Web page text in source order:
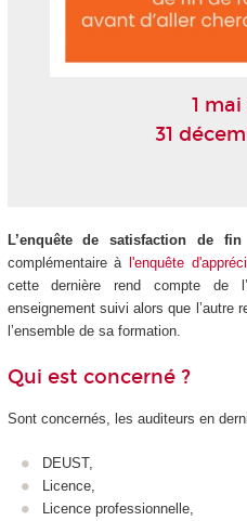
1
31
L’enquête de satisfaction de
complémentaire à l'enquête
cette dernière rend compte de
enseignement suivi alors que l’autre
l’ensemble de sa formation.
Qui est concerné ?
Sont concernés, les auditeurs en
DEUST,
Licence,
Licence professionnelle,